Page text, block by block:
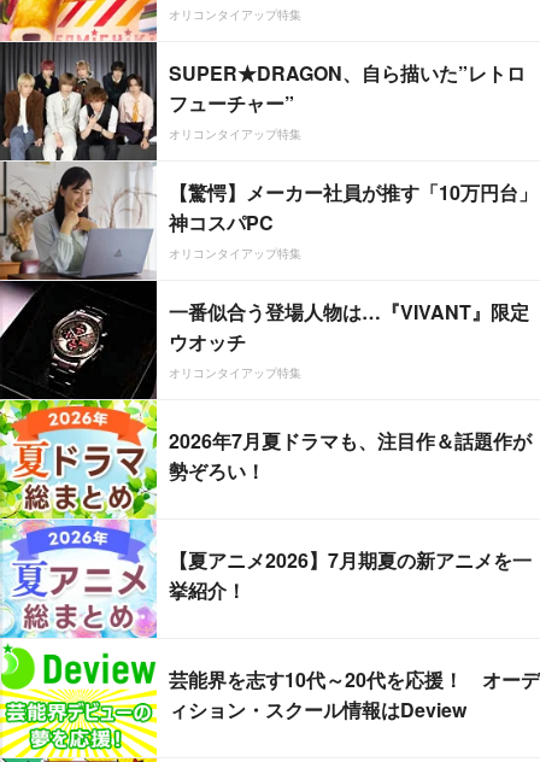
オリコンタイアップ特集
SUPER★DRAGON、自ら描いた”レトロ
フューチャー”
オリコンタイアップ特集
【驚愕】メーカー社員が推す「10万円台」
神コスパPC
オリコンタイアップ特集
一番似合う登場人物は…『VIVANT』限定
ウオッチ
オリコンタイアップ特集
2026年7月夏ドラマも、注目作＆話題作が
勢ぞろい！
【夏アニメ2026】7月期夏の新アニメを一
挙紹介！
芸能界を志す10代～20代を応援！ オーデ
ィション・スクール情報はDeview